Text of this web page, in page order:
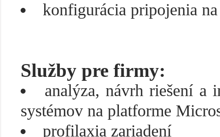
konfigurácia pripojenia
Služby pre firmy:
analýza, návrh riešení a
systémov na platforme
profilaxia zariadení